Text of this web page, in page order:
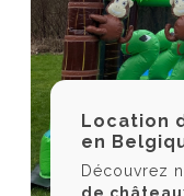
Location
en
Découvrez
de